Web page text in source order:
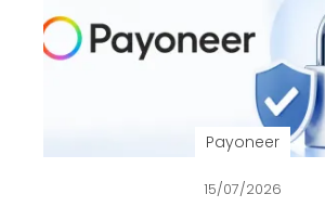
Payoneer
15/07/2026